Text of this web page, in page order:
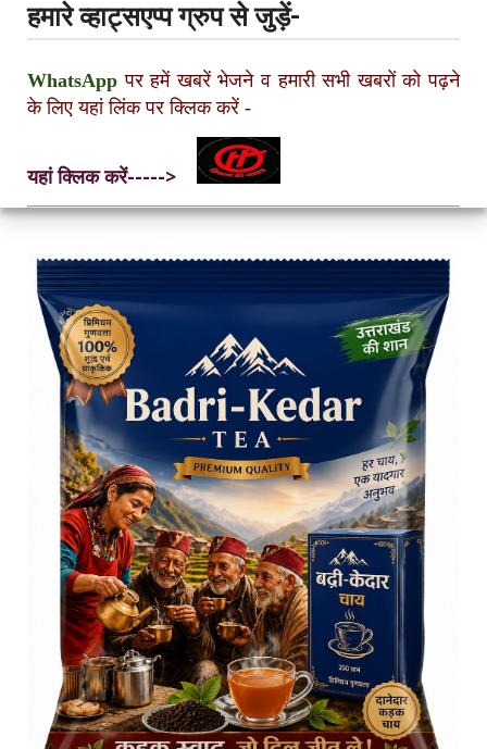
हमारे व्हाट्सएप्प ग्रुप से जुड़ें-
WhatsApp पर हमें खबरें भेजने व हमारी सभी खबरों को पढ़ने
के लिए यहां लिंक पर क्लिक करें -
यहां क्लिक करें----->